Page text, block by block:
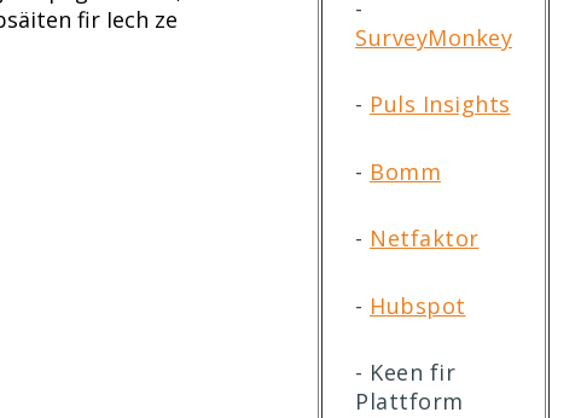
fir Iech ze
-
SurveyMonkey
- Puls Insights
- Bomm
- Netfaktor
- Hubspot
- Keen fir
Plattform